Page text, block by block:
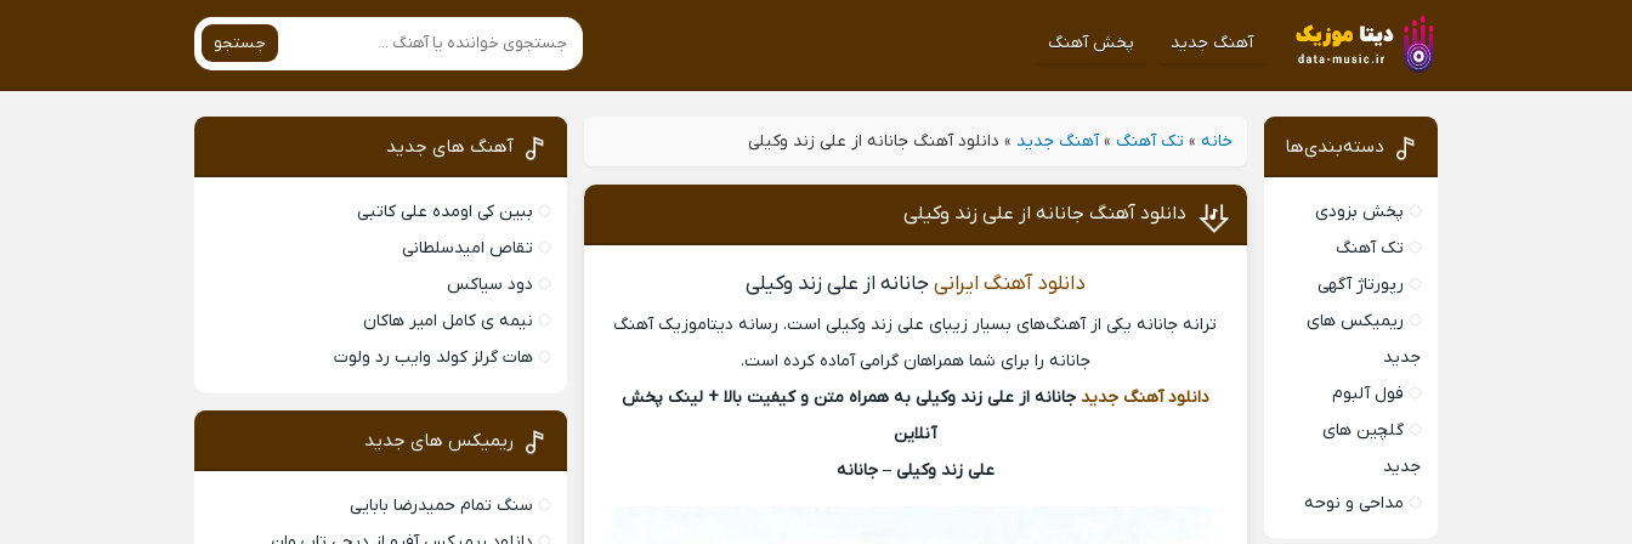
آهنگ جدید پخش آهنگ جستجو
خانه » تک آهنگ »آهنگ جدید » دانلود آهنگ جانانه از علی زند وکیلی
دانلود آهنگ جانانه از علی زند وکیلی
دانلود آهنگ ایرانیجانانه از علی زند وکیلی
ترانه جانانه یکی از آهنگ‌های بسیار زیبای علی زند وکیلی است. رسانه دیتاموزیک آهنگ
جانانه را برای شما همراهان گرامی آماده کرده است.
دانلود آهنگ جدید جانانه از علی زند وکیلی به همراه متن و کیفیت بالا + لینک پخش
آنلاین
علی زند وکیلی – جانانه
دسته‌بندی‌ها
پخش بزودی
تک آهنگ
رپورتاژ آگهی
ریمیکس های
جدید
فول آلبوم
گلچین های
جدید
مداحی و نوحه
آهنگ های جدید
ببین کی اومده علی کاتبی
تقاص امیدسلطانی
دود سیاکس
نیمه ی کامل امیر هاکان
هات گرلز کولد وایب رد ولوت
ریمیکس های جدید
سنگ تمام حمیدرضا بابایی